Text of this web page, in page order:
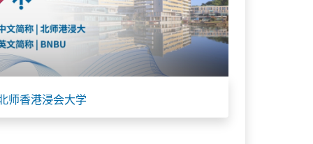
师香港浸会大学